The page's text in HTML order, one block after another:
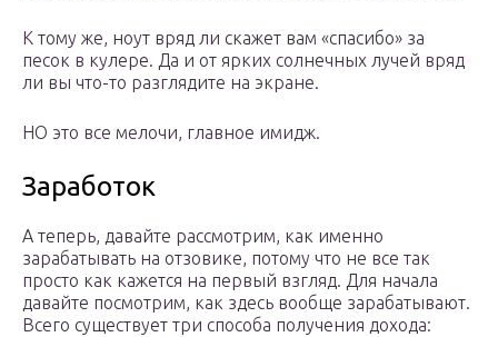
К тому же, ноут вряд ли скажет вам «спасибо» за
песок в кулере. Да и от ярких солнечных лучей вряд
ли вы что-то разглядите на экране.
НО это все мелочи, главное имидж.
Заработок
А теперь, давайте рассмотрим, как именно
зарабатывать на отзовике, потому что не все так
просто как кажется на первый взгляд. Для начала
давайте посмотрим, как здесь вообще зарабатывают.
Всего существует три способа получения дохода: